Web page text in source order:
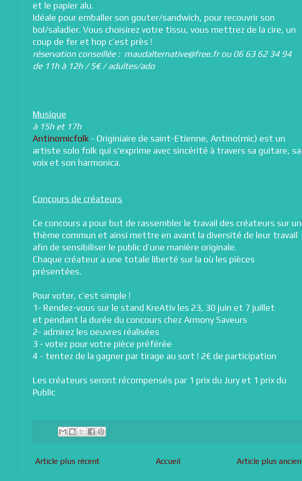
et le papier alu.
Idéale pour emballer son gouter/sandwich, pour recouvrir son
bol/saladier. Vous choisirez votre tissu, vous mettrez de la cire, un
coup de fer et hop c’est près !
réservation conseillée : maudalternative@free.fr ou 06 63 62 34 94
de 11h à 12h / 5€ / adultes/ado
Musique
à 15h et 17h
Antinomicfolk - Originiaire de saint-Etienne, Antino(mic) est un
artiste solo folk qui s'exprime avec sincérité à travers sa guitare, sa
voix et son harmonica.
Concours de créateurs
Ce concours a pour but de rassembler le travail des créateurs sur un
thème commun et ainsi mettre en avant la diversité de leur travail
afin de sensibiliser le public d’une manière originale.
Chaque créateur a une totale liberté sur la où les pièces
présentées.
Pour voter, c’est simple !
1- Rendez-vous sur le stand KreAtiv les 23, 30 juin et 7 juillet
et pendant la durée du concours chez Armony Saveurs
2- admirez les oeuvres réalisées
3 - votez pour votre pièce préférée
4 - tentez de la gagner par tirage au sort ! 2€ de participation
Les créateurs seront récompensés par 1 prix du Jury et 1 prix du
Public
Article plus récent Article plus ancien
Accueil